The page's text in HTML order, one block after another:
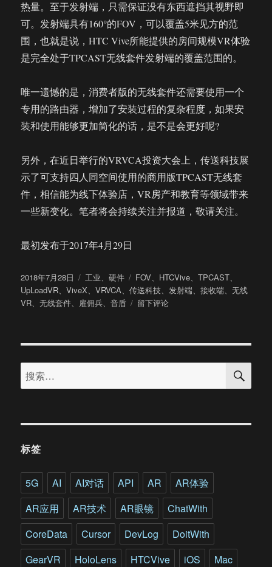
热量。至于发射端，只需保证没有东西遮挡其视野即
可。发射端具有160°的FOV，可以覆盖5米见方的范
围，也就是说，HTC Vive所能提供的房间规模VR体验
是完全处于TPCAST无线套件发射端的覆盖范围的。
唯一遗憾的是，消费者版的无线套件还需要使用一个
专用的路由器，增加了安装过程的复杂程度，如果安
装和使用能够更加简化的话，是不是会更好呢?
另外，在近日举行的VRVCA投资大会上，传送科技展
示了可支持四人同空间使用的商用版TPCAST无线套
件，相信能为线下体验店，VR房产和教育等领域带来
一些新变化。笔者将会持续关注并报道，敬请关注。
最初发布于2017年4月29日
发
布
于
2018年7月28日
分
类
工业、硬件
标
签
FOV、 HTCVive、TPCAST、
UpLoadVR、ViveX、VRVCA、传送科技、发射端、接收端、无线
VR、无线套件、 雇佣兵、音盾
于
TPCAST
线
件
值
得
买?
留下评论
搜
索：
搜
标签
5G AI AI对话 API AR
AR体验
AR应用
AR技术 AR眼镜
ChatWith
CoreData
Cursor DevLog
DoitWith
GearVR
HoloLens HTCVive iOS
Mac